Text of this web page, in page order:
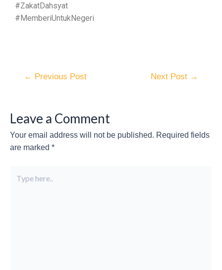
#ZakatDahsyat
#MemberiUntukNegeri
← Previous Post Next Post →
Leave a Comment
Your email address will not be published. Required fields
are marked *
here..